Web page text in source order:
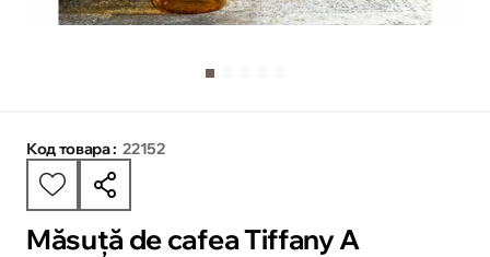
Код товара : 22152
Măsuță de cafea Tiffany A